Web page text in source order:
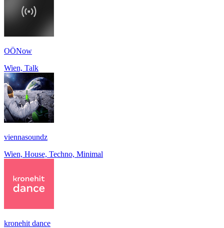
OÖNow
Wien, Talk
viennasoundz
Wien, House, Techno, Minimal
kronehit dance